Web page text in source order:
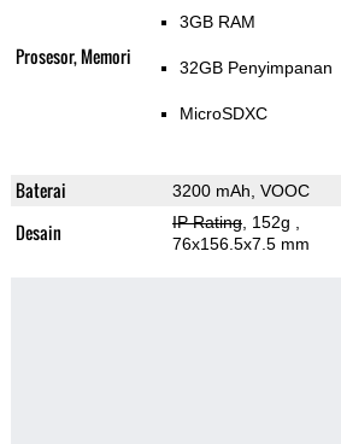
Prosesor, Memori
3GB RAM
32GB Penyimpanan
MicroSDXC
Baterai 3200 mAh, VOOC
Desain IP Rating, 152g
76x156.5x7.5 mm